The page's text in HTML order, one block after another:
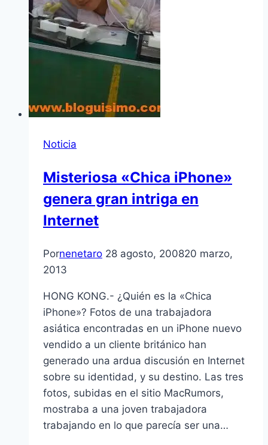
Noticia
Misteriosa «Chica iPhone»
genera gran intriga en
Internet
Pornenetaro 28 agosto, 200820 marzo,
2013
HONG KONG.- ¿Quién es la «Chica
iPhone»? Fotos de una trabajadora
asiática encontradas en un iPhone nuevo
vendido a un cliente británico han
generado una ardua discusión en Internet
sobre su identidad, y su destino. Las tres
fotos, subidas en el sitio MacRumors,
mostraba a una joven trabajadora
trabajando en lo que parecí­a ser una…